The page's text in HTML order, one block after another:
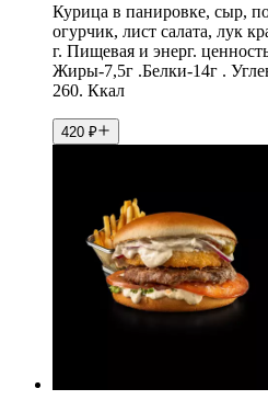
Курица в панировке, сыр,
огурчик, лист салата, лук
г. Пищевая и энерг.
Жиры-7,5г .Белки-14г .
260. Ккал
420 ₽